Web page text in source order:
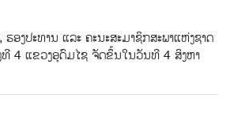
ອງປະທານ ແລະ ຄະນະສະມາຊິກສະພາແຫ່ງຊາດ
ທີ 4 ແຂວງອຸດົມໄຊ ຈັດຂຶ້ນໃນວັນທີ 4 ສິງຫາ